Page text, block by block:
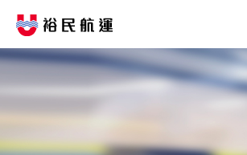
我們的服務
船隊介紹